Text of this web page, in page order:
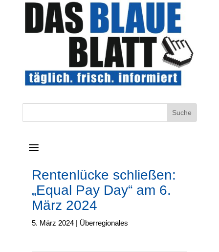
a
Rentenlücke schließen:
„Equal Pay Day“ am 6.
März 2024
5. März 2024| Überregionales